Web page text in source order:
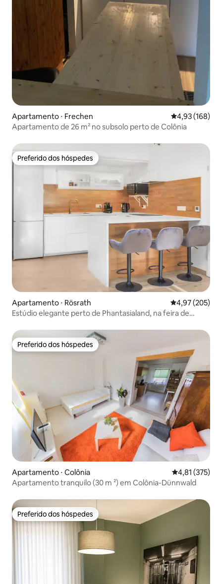
Apartamento ⋅ Frechen 4,93 de uma
4,93 (168)
Apartamento de 26 m² no subsolo perto de Colônia
Preferido dos hóspedes
Preferido dos hóspedes
Apartamento ⋅ Rösrath 4,97 de uma
4,97 (205)
Estúdio elegante perto de Phantasialand, na feira de
Preferido dos hóspedes
Preferido dos hóspedes
Apartamento ⋅ Colônia 4,81 de uma
4,81 (375)
Apartamento tranquilo (30 m ²) em Colônia-Dünnwald
Preferido dos hóspedes
Preferido dos hóspedes